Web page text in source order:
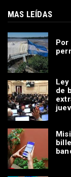
MAS LEÍDAS
Por
de